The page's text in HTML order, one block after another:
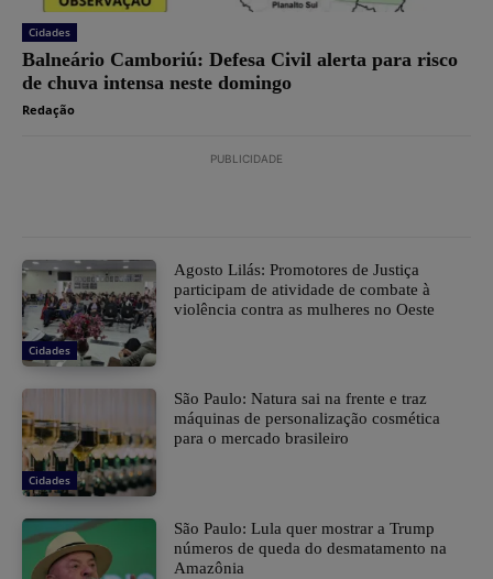
Cidades
Balneário Camboriú: Defesa Civil alerta para risco
de chuva intensa neste domingo
Redação
PUBLICIDADE
Cidades
Agosto Lilás: Promotores de Justiça
participam de atividade de combate à
violência contra as mulheres no Oeste
Cidades
São Paulo: Natura sai na frente e traz
máquinas de personalização cosmética
para o mercado brasileiro
São Paulo: Lula quer mostrar a Trump
números de queda do desmatamento na
Amazônia